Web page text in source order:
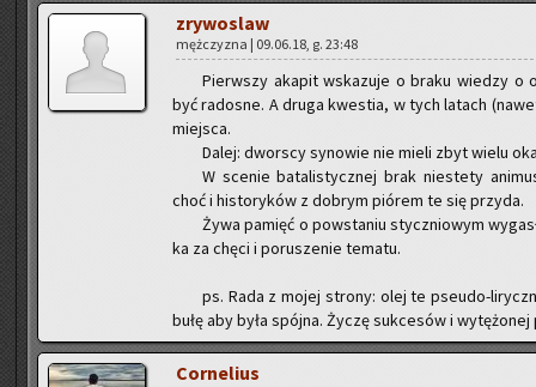
zry­wo­slaw
męż­czy­zna | 09.06.18, g. 23:48
Pierw­szy aka­pit wska­zu­je o braku wie­dzy o
być ra­do­sne. A druga kwe­stia, w tych la­tach
miej­sca.
Dalej: dwor­scy sy­no­wie nie mieli zbyt wielu
W sce­nie ba­ta­li­stycz­nej brak nie­ste­ty
choć i hi­sto­ry­ków z do­brym pió­rem te się przy­da.
Żywa pa­mięć o po­wsta­niu stycz­nio­wym
ka za chęci i po­ru­sze­nie te­ma­tu.
ps. Rada z mojej stro­ny: olej te pseu­do-
bu­łę aby była spój­na. Życzę suk­ce­sów i wy­tę­żo­nej
Cor­ne­lius